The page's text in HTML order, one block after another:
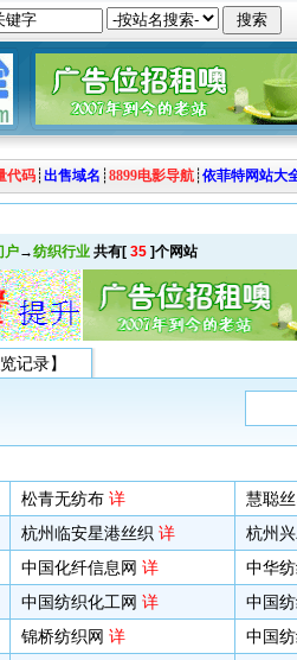
代码 ┊ 出售域名 ┊ 8899电影导航 ┊ 依菲特网站大
户→纺织行业 共有[ 35 ]个网站
记录】
松青无纺布 详
慧聪
杭州临安星港丝织 详
杭州
中国化纤信息网 详
中华
中国纺织化工网 详
中国
锦桥纺织网 详
中国